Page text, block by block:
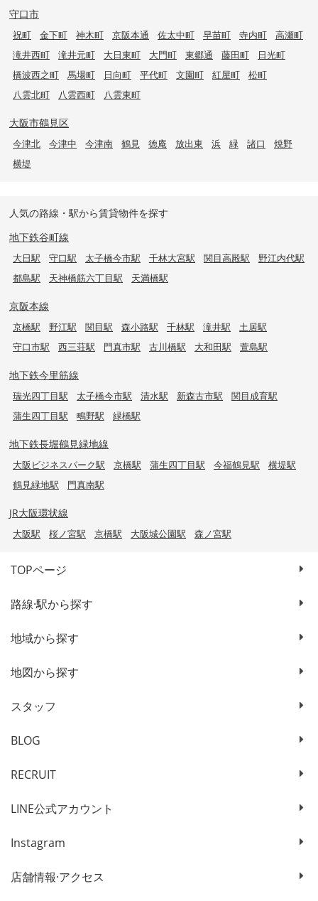
守口市
祝町 金下町 神木町 京阪本通 佐太中町 早苗町 寺内町
高瀬町
滝井西町
滝井元町 大日東町 大門町 東郷通 藤田町
日光町
橋波西之町
馬場町 日向町 平代町 文園町 紅屋町
松町
八雲北町
八雲西町 八雲東町
大阪市鶴見区
今津北 今津中 今津南 鶴見 徳庵 放出東 浜 緑 諸口
焼野
横堤
人気の路線・駅から賃貸物件を探す
地下鉄谷町線
大日駅 守口駅 太子橋今市駅 千林大宮駅 関目高殿駅
野江内代駅
都島駅
天神橋筋六丁目駅 天満橋駅
京阪本線
京橋駅 野江駅 関目駅 森小路駅 千林駅 滝井駅
土居駅
守口市駅
西三荘駅 門真市駅 古川橋駅 大和田駅 萱島駅
地下鉄今里筋線
瑞光四丁目駅 太子橋今市駅 清水駅 新森古市駅
関目成育駅
蒲生四丁目駅
鴫野駅 緑橋駅
地下鉄長堀鶴見緑地線
大阪ビジネスパーク駅 京橋駅 蒲生四丁目駅 今福鶴見駅
横堤駅
鶴見緑地駅
門真南駅
JR大阪環状線
大阪駅 桜ノ宮駅 京橋駅 大阪城公園駅 森ノ宮駅
TOPページ
路線·駅から探す
地域から探す
地図から探す
スタッフ
BLOG
RECRUIT
LINE公式アカウント
Instagram
店舗情報·アクセス